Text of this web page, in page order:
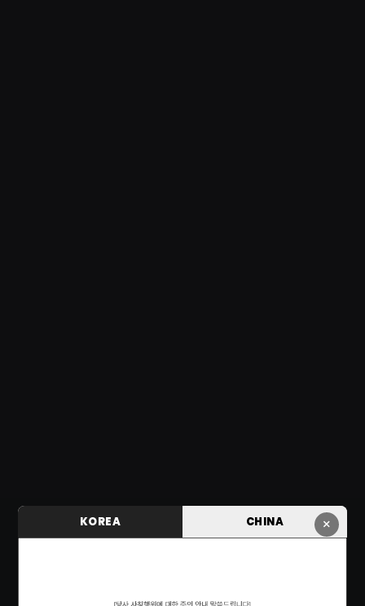
×
KOREA CHINA